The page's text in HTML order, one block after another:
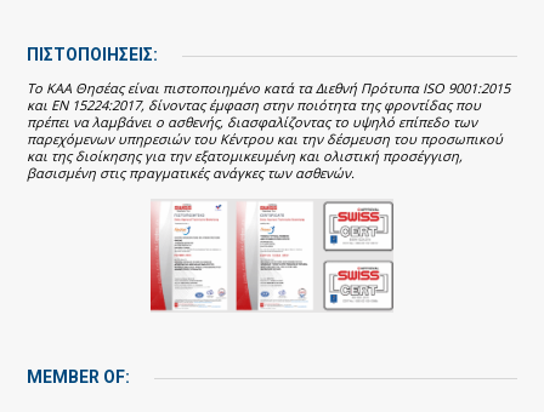
ΠΙΣΤΟΠΟΙΗΣΕΙΣ:
Το ΚΑΑ Θησέας είναι πιστοποιημένο κατά τα Διεθνή Πρότυπα ISO 9001:2015
και EN 15224:2017, δίνοντας έμφαση στην ποιότητα της φροντίδας που
πρέπει να λαμβάνει ο ασθενής, διασφαλίζοντας το υψηλό επίπεδο των
παρεχόμενων υπηρεσιών του Κέντρου και την δέσμευση του προσωπικού
και της διοίκησης για την εξατομικευμένη και ολιστική προσέγγιση,
βασισμένη στις πραγματικές ανάγκες των ασθενών.
MEMBER OF: